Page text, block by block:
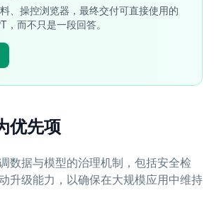
、操控浏览器，最终交付可直接使用的
，而不只是一段回答。
优先项
数据与模型的治理机制，包括安全检
升级能力，以确保在大规模应用中维持